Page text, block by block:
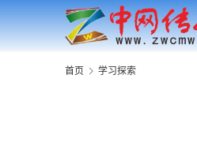
首页 学习探索